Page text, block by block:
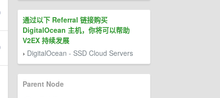
通过以下 Referral 链接购买
DigitalOcean 主机，你将可以帮助
V2EX 持续发展
› DigitalOcean - SSD Cloud Servers
Parent Node